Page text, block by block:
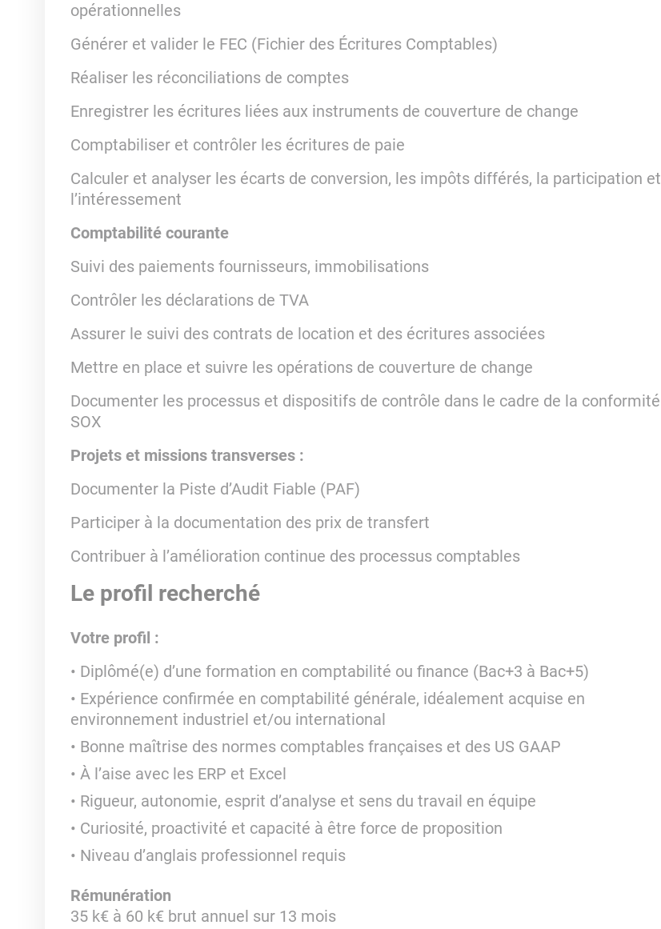
opérationnelles
Générer et valider le FEC (Fichier des Écritures Comptables)
Réaliser les réconciliations de comptes
Enregistrer les écritures liées aux instruments de couverture de change
Comptabiliser et contrôler les écritures de paie
Calculer et analyser les écarts de conversion, les impôts différés, la participation et
l’intéressement
Comptabilité courante
Suivi des paiements fournisseurs, immobilisations
Contrôler les déclarations de TVA
Assurer le suivi des contrats de location et des écritures associées
Mettre en place et suivre les opérations de couverture de change
Documenter les processus et dispositifs de contrôle dans le cadre de la conformité
SOX
Projets et missions transverses :
Documenter la Piste d’Audit Fiable (PAF)
Participer à la documentation des prix de transfert
Contribuer à l’amélioration continue des processus comptables
Le profil recherché
Votre profil :
Diplômé(e) d’une formation en comptabilité ou finance (Bac+3 à Bac+5)
Expérience confirmée en comptabilité générale, idéalement acquise en
environnement industriel et/ou international
Bonne maîtrise des normes comptables françaises et des US GAAP
À l’aise avec les ERP et Excel
Rigueur, autonomie, esprit d’analyse et sens du travail en équipe
Curiosité, proactivité et capacité à être force de proposition
Niveau d’anglais professionnel requis
Rémunération
35 k€ à 60 k€ brut annuel sur 13 mois